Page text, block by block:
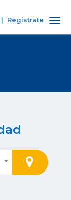
Registrate